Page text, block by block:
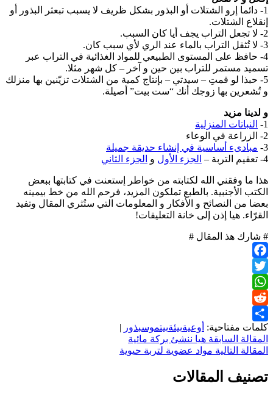
1- دائما إرو الشتلات أو البذور بشكل ظريف لا يسبب تبعثر البذور أو
إنقلاع الشتلات.
2- لا تجعل التراب يجف أيا كان السبب.
3- لا تُثقل التراب بالماء عند الري لأي سبب كان.
4- حافظ على المستوى الطبيعي للمواد الغذائية في التراب عبر
تسميد مستمر للتراب بين حين و آخر – كل شهر مثلا.
5- حبذا لو قمتِ – سيدتي – بإنتاج كمية من الشتلات تزيّنين بها منزلك
و تُشعرين بها زوجك أنك “ست بيت” أصيلة.
و لدينا مزيد
1-
النباتات المنزلية
2- الزراعة في الوعاء
3- مبادىء أساسية في إنشاء حديقة جميلة
4- تعقيم التربة –
الجزء الأول و الجزء الثاني
هذا ما وفقني الله لكتابته من خواطر إستعنت في كتابتها ببعض
الكتب الأجنبية. بالطبع تملكون المزيد، فرحم الله من خط بيمينه
بعضا من النصائح و الأفكار و المعلومات التي ستُثري المقال وتفيد
القرّاء. هيا إذن إلى خانة التعليقات!
# شارك هذ المقال #
Facebook
Twitter
WhatsApp
Reddit
Share
كلمات مفتاحية: أوعيةبيئةبيتموسبذور |
تصفّح
المقالات
المقالة السابقة هيا ننشئ بركة مائية
المقالة التالية مواد عضوية لتربة حيوية
تصنيف المقالات